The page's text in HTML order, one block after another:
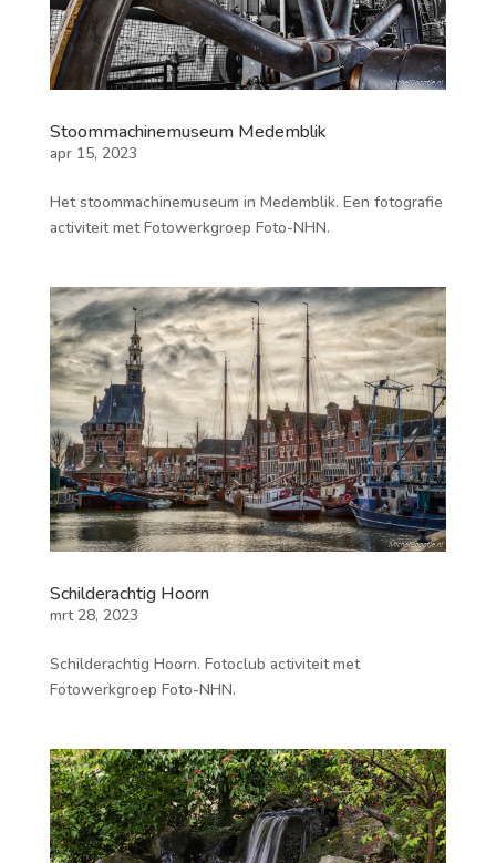
Stoommachinemuseum Medemblik
apr 15, 2023
Het stoommachinemuseum in Medemblik. Een fotografie
activiteit met Fotowerkgroep Foto-NHN.
Schilderachtig Hoorn
mrt 28, 2023
Schilderachtig Hoorn. Fotoclub activiteit met
Fotowerkgroep Foto-NHN.